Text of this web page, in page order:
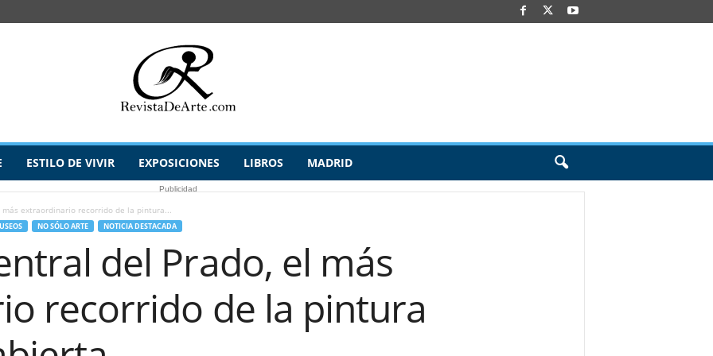
ESTILO DE VIVIR EXPOSICIONES LIBROS MADRID
Publicidad
más extraordinario recorrido de la pintura...
NO SÓLO ARTE NOTICIA DESTACADA
del Prado, el más
recorrido de la pintura